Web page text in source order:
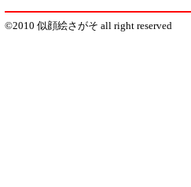
©2010 似顔絵さがそ all right reserved